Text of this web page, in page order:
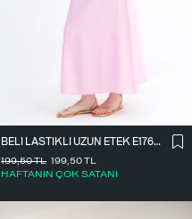
BELI LASTIKLI UZUN ETEK E17627
199,50TL
HAFTANIN ÇOK SATANI
199,50TL